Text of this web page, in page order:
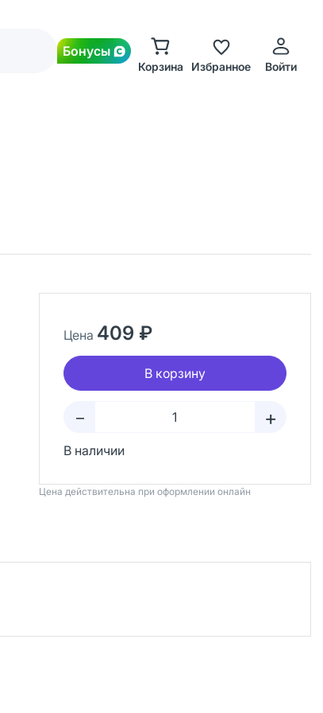
Бонусы
Корзина Избранное Войти
Цена 409 ₽
В корзину
– +
В наличии
Цена действительна при оформлении онлайн